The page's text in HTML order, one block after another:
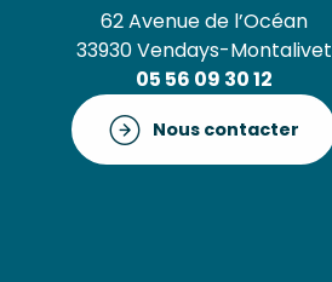
62 Avenue de l’Océan
33930 Vendays-Montalivet
05 56 09 30 12
Nous contacter